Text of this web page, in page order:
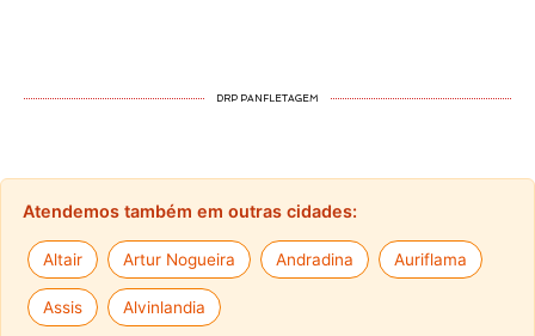
DRP PANFLETAGEM
Atendemos também em outras cidades:
Altair Artur Nogueira Andradina Auriflama
Assis Alvinlandia